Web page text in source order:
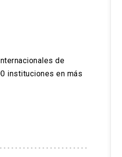
de
instituciones en más